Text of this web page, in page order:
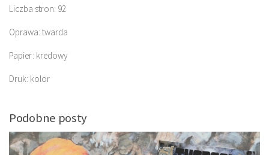
Liczba stron: 92
Oprawa: twarda
Papier: kredowy
Druk: kolor
Podobne posty